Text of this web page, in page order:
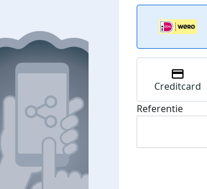
Creditcard
Referentie